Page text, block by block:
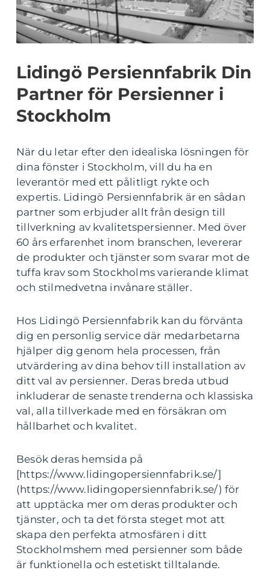
Lidingö Persiennfabrik Din
Partner för Persienner i
Stockholm
När du letar efter den idealiska lösningen för
dina fönster i Stockholm, vill du ha en
leverantör med ett pålitligt rykte och
expertis. Lidingö Persiennfabrik är en sådan
partner som erbjuder allt från design till
tillverkning av kvalitetspersienner. Med över
60 års erfarenhet inom branschen, levererar
de produkter och tjänster som svarar mot de
tuffa krav som Stockholms varierande klimat
och stilmedvetna invånare ställer.
Hos Lidingö Persiennfabrik kan du förvänta
dig en personlig service där medarbetarna
hjälper dig genom hela processen, från
utvärdering av dina behov till installation av
ditt val av persienner. Deras breda utbud
inkluderar de senaste trenderna och klassiska
val, alla tillverkade med en försäkran om
hållbarhet och kvalitet.
Besök deras hemsida på
[https://www.lidingopersiennfabrik.se/]
(https://www.lidingopersiennfabrik.se/) för
att upptäcka mer om deras produkter och
tjänster, och ta det första steget mot att
skapa den perfekta atmosfären i ditt
Stockholmshem med persienner som både
är funktionella och estetiskt tilltalande.